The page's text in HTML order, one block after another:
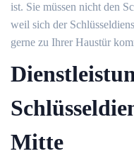
ist. Sie müssen nicht den
weil sich der
gerne zu Ihrer Haustür
Mitte